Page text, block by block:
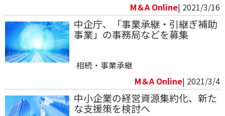
M＆A Online| 2021/3/16
中企庁、「事業承継・引継ぎ補助
事業」の事務局などを募集
相続・事業承継
M＆A Online| 2021/3/4
中小企業の経営資源集約化、新た
な支援策を検討へ